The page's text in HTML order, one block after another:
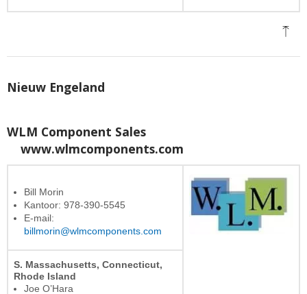
Nieuw Engeland
WLM Component Sales
www.wlmcomponents.com
Bill Morin
Kantoor: 978-390-5545
E-mail:
billmorin@wlmcomponents.com
S. Massachusetts, Connecticut,
Rhode Island
Joe O’Hara